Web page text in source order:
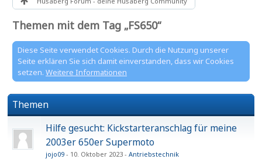
Themen mit dem Tag „FS650“
Diese Seite verwendet Cookies. Durch die Nutzung unserer
Seite erklären Sie sich damit einverstanden, dass wir Cookies
setzen. Weitere Informationen
Themen
Hilfe gesucht: Kickstarteranschlag für meine
2003er 650er Supermoto
jojo09 10. Oktober 2023 Antriebstechnik